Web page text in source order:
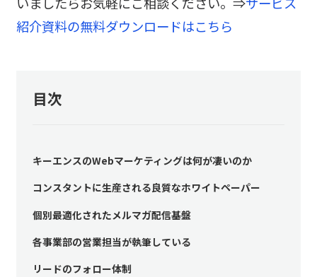
紹介資料の無料ダウンロードはこちら
目次
キーエンスのWebマーケティングは何が凄いのか
コンスタントに生産される良質なホワイトペーパー
個別最適化されたメルマガ配信基盤
各事業部の営業担当が執筆している
リードのフォロー体制